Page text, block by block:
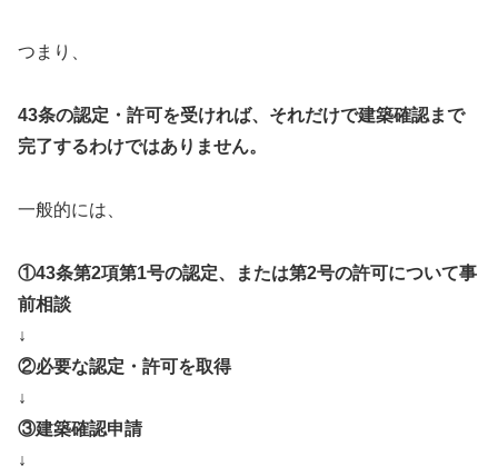
つまり、
43条の認定・許可を受ければ、それだけで建築確認まで
完了するわけではありません。
一般的には、
①43条第2項第1号の認定、または第2号の許可について事
前相談
↓
②必要な認定・許可を取得
↓
③建築確認申請
↓